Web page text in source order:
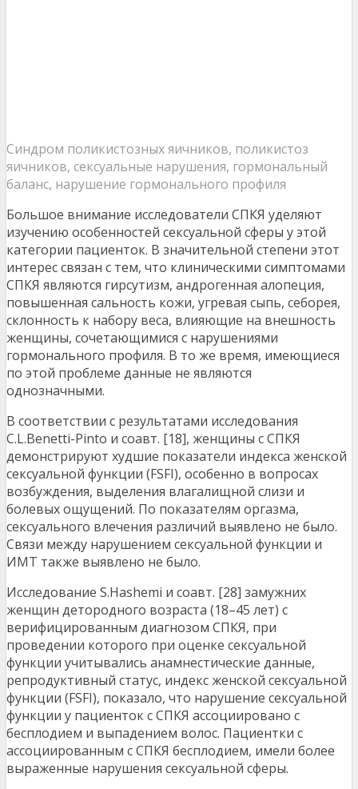
Синдром поликистозных яичников, поликистоз
яичников, сексуальные нарушения, гормональный
баланс, нарушение гормонального профиля
Большое внимание исследователи СПКЯ уделяют
изучению особенностей сексуальной сферы у этой
категории пациенток. В значительной степени этот
интерес связан с тем, что клиническими симптомами
СПКЯ являются гирсутизм, андрогенная алопеция,
повышенная сальность кожи, угревая сыпь, себорея,
склонность к набору веса, влияющие на внешность
женщины, сочетающимися с нарушениями
гормонального профиля. В то же время, имеющиеся
по этой проблеме данные не являются
однозначными.
В соответствии с результатами исследования
C.L.Benetti-Pinto и соавт. [18], женщины с СПКЯ
демонстрируют худшие показатели индекса женской
сексуальной функции (FSFI), особенно в вопросах
возбуждения, выделения влагалищной слизи и
болевых ощущений. По показателям оргазма,
сексуального влечения различий выявлено не было.
Связи между нарушением сексуальной функции и
ИМТ также выявлено не было.
Исследование S.Hashemi и соавт. [28] замужних
женщин детородного возраста (18–45 лет) с
верифицированным диагнозом СПКЯ, при
проведении которого при оценке сексуальной
функции учитывались анамнестические данные,
репродуктивный статус, индекс женской сексуальной
функции (FSFI), показало, что нарушение сексуальной
функции у пациенток с СПКЯ ассоциировано с
бесплодием и выпадением волос. Пациентки с
ассоциированным с СПКЯ бесплодием, имели более
выраженные нарушения сексуальной сферы.